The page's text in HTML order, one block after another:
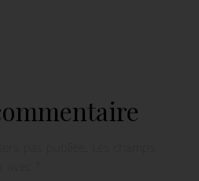
avec